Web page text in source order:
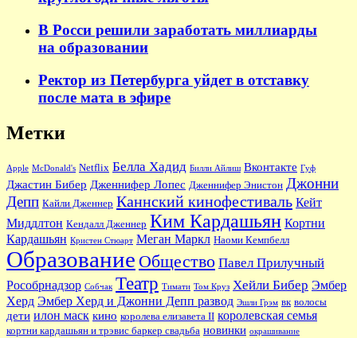
В Росси решили заработать миллиарды
на образовании
Ректор из Петербурга уйдет в отставку
после мата в эфире
Метки
Apple McDonald's Netflix Белла Хадид Билли Айлиш Вконтакте Гуф
Джастин Бибер Дженнифер Лопес Дженнифер Энистон Джонни
Депп Кайли Дженнер Каннский кинофестиваль Кейт
Миддлтон Кендалл Дженнер Ким Кардашьян Кортни
Кардашьян Кристен Стюарт Меган Маркл Наоми Кемпбелл
Образование Общество Павел Прилучный
Рособрнадзор Собчак Театр Тимати Том Круз Хейли Бибер Эмбер
Херд Эмбер Херд и Джонни Депп развод Эшли Грэм вк волосы
дети илон маск кино королева елизавета II королевская семья
кортни кардашьян и трэвис баркер свадьба новинки окрашивание